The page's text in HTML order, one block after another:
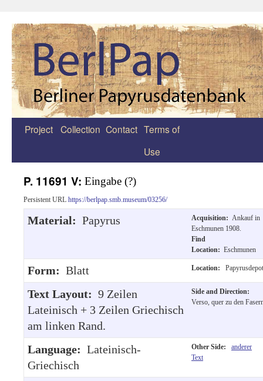
Zum
Project Collection Contact Terms of
Use
P. 11691 V: Eingabe (?)
Persistent URL https://berlpap.smb.museum/03256/
Material: Papyrus Acquisition: Ankauf in
Eschmunen 1908.
Find
Location: Eschmunen
Form: Blatt Location: Papyrusdepot
Text Layout: 9 Zeilen
Lateinisch + 3 Zeilen Griechisch
am linken Rand.
Side and Direction:
Verso, quer zu den
Language: Lateinisch-
Griechisch
Other Side:
anderer
Text